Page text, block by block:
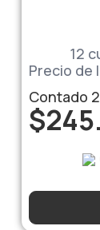
12
Precio de
Contado
$